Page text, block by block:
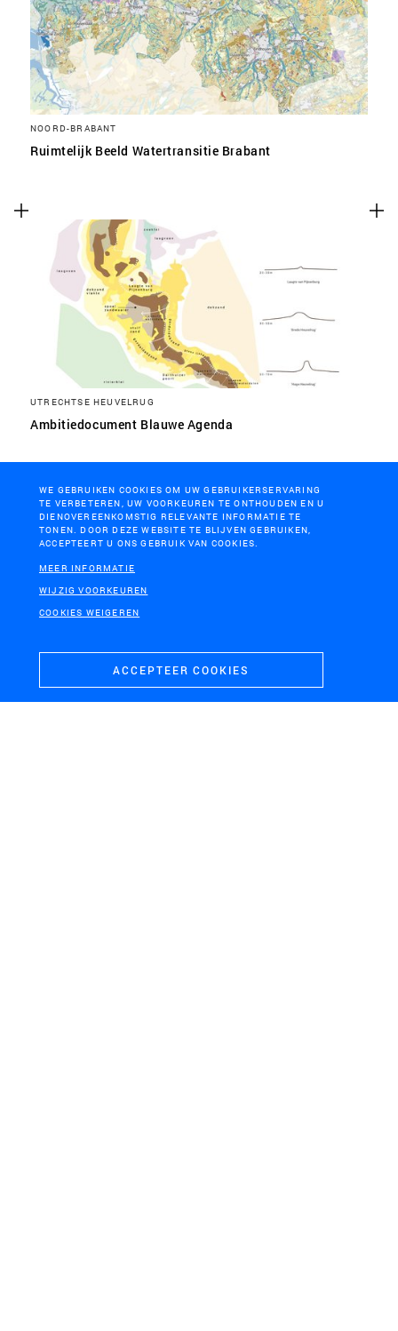
NOORD-BRABANT
Ruimtelijk Beeld Watertransitie Brabant
UTRECHTSE HEUVELRUG
Ambitiedocument Blauwe Agenda
TERSCHELLING
Bunkerstelling en
WE GEBRUIKEN COOKIES OM UW GEBRUIKERSERVARING
TE VERBETEREN, UW VOORKEUREN TE ONTHOUDEN EN U
DIENOVEREENKOMSTIG RELEVANTE INFORMATIE TE
TONEN. DOOR DEZE WEBSITE TE BLIJVEN GEBRUIKEN,
ACCEPTEERT U ONS GEBRUIK VAN COOKIES.
MEER INFORMATIE
WIJZIG VOORKEUREN
COOKIES WEIGEREN
ACCEPTEER COOKIES